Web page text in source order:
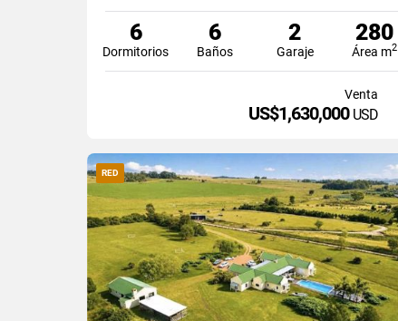
6
Dormitorios
6
Baños
2
Garaje
280
Área m2
Venta
US$1,630,000 USD
RED